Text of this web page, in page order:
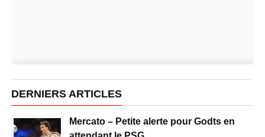
DERNIERS ARTICLES
Mercato – Petite alerte pour Godts en